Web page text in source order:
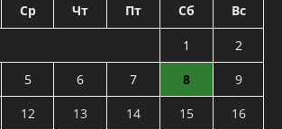
Ср Чт Пт Сб Вс
1
2
5 6 7 8
9
12 13 14 15
16